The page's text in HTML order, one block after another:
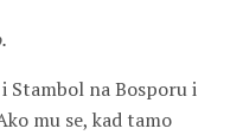
Stambol na Bosporu i
mu se, kad tamo